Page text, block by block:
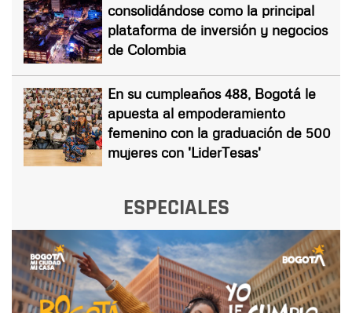
consolidándose como la principal
plataforma de inversión y negocios
de Colombia
En su cumpleaños 488, Bogotá le
apuesta al empoderamiento
femenino con la graduación de 500
mujeres con 'LiderTesas'
ESPECIALES